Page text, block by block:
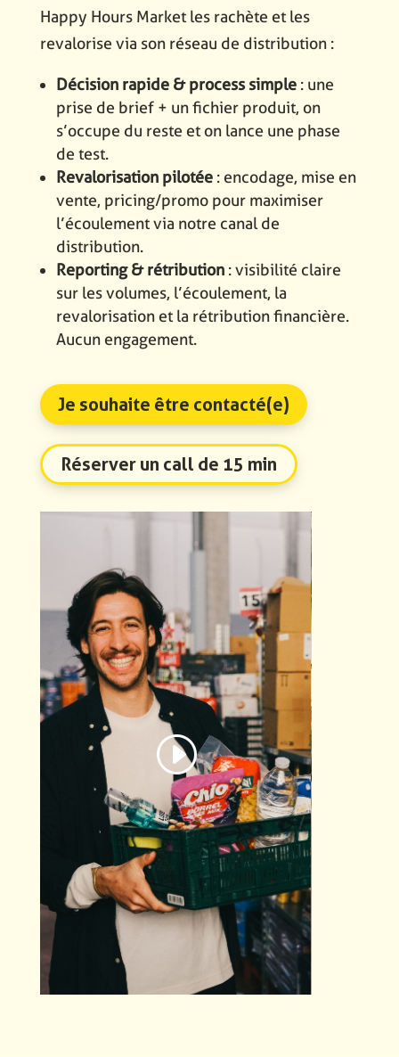
Happy Hours Market les rachète et les
revalorise via son réseau de distribution :
Décision rapide & process simple: une
prise de brief + un fichier produit, on
s’occupe du reste et on lance une phase
de test.
Revalorisation pilotée: encodage, mise en
vente, pricing/promo pour maximiser
l’écoulement via notre canal de
distribution.
Reporting & rétribution: visibilité claire
sur les volumes, l’écoulement, la
revalorisation et la rétribution financière.
Aucun engagement.
Je souhaite être contacté(e)
Réserver un call de 15 min